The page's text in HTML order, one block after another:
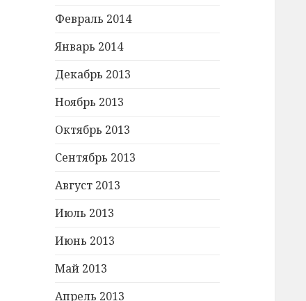
Февраль 2014
Январь 2014
Декабрь 2013
Ноябрь 2013
Октябрь 2013
Сентябрь 2013
Август 2013
Июль 2013
Июнь 2013
Май 2013
Апрель 2013